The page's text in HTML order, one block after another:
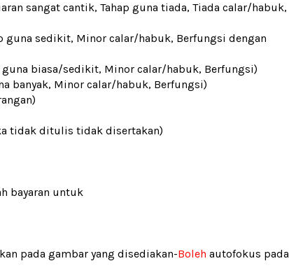
sangat cantik, Tahap guna tiada, Tiada calar/habuk,
guna sedikit, Minor calar/habuk, Berfungsi dengan
guna biasa/sedikit, Minor calar/habuk, Berfungsi)
banyak, Minor calar/habuk, Berfungsi)
tidak ditulis tidak disertakan)
bayaran untuk
pada gambar yang disediakan-Boleh autofokus pada